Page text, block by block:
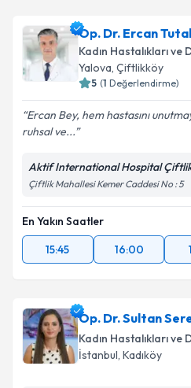
Op. Dr. Ercan Tutal
Kadın Hastalıkları ve
Yalova, Çiftlikköy
5 (1 Değerlendirme)
Ercan Bey, hem hastasını
ruhsal ve...
Aktif International Hospital
Çiftlik Mahallesi Kemer Caddesi No : 5
En Yakın Saatler
15:45
16:00
Op. Dr. Sultan
Kadın Hastalıkları ve
İstanbul, Kadıköy